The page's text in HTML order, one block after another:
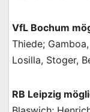
VfL Bochum
Thiede;
Losilla, Stoger,
RB Leipzig